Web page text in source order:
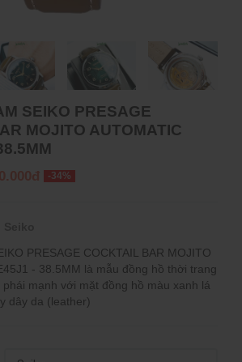
SEIKO PRESAGE
MOJITO AUTOMATIC
-34%
PRESAGE COCKTAIL BAR MOJITO
- 38.5MM là mẫu đồng hồ thời trang
mạnh với mặt đồng hồ màu xanh lá
dây da (leather)